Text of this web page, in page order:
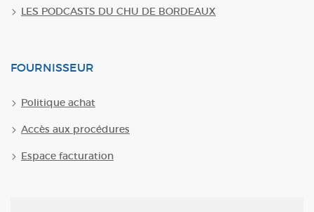
LES PODCASTS DU CHU DE BORDEAUX
FOURNISSEUR
Politique achat
Accès aux procédures
Espace facturation